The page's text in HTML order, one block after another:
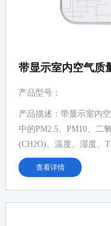
带显示室内空气质
产品型号：
产品描述：带显示室内
中的PM2.5、PM10、二
(CH2O)、温度、湿度、
查看详情